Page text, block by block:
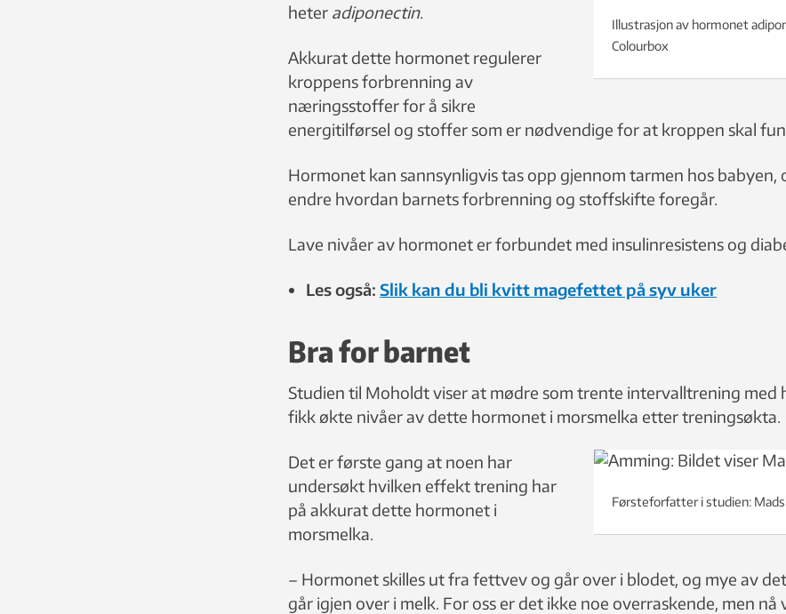
Illustrasjon av hormonet
Colourbox
heter adiponectin.
Akkurat dette hormonet regulerer
kroppens forbrenning av
næringsstoffer for å sikre
energitilførsel og stoffer som er nødvendige for at kroppen skal
Hormonet kan sannsynligvis tas opp gjennom tarmen hos babyen,
endre hvordan barnets forbrenning og stoffskifte foregår.
Lave nivåer av hormonet er forbundet med insulinresistens og
Les også: Slik kan du bli kvitt magefettet på syv uker
Bra for barnet
Studien til Moholdt viser at mødre som trente intervalltrening med
fikk økte nivåer av dette hormonet i morsmelka etter treningsøkta.
Førsteforfatter i studien:
Det er første gang at noen har
undersøkt hvilken effekt trening har
på akkurat dette hormonet i
morsmelka.
– Hormonet skilles ut fra fettvev og går over i blodet, og mye av
går igjen over i melk. For oss er det ikke noe overraskende, men nå